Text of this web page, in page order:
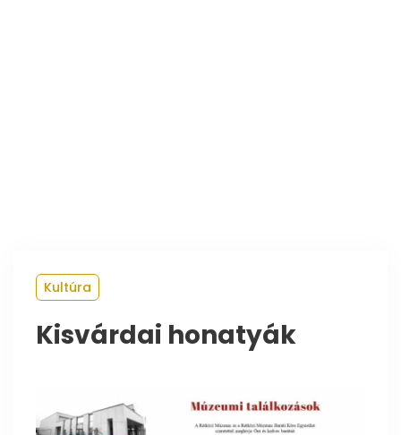
Kultúra
Kisvárdai honatyák